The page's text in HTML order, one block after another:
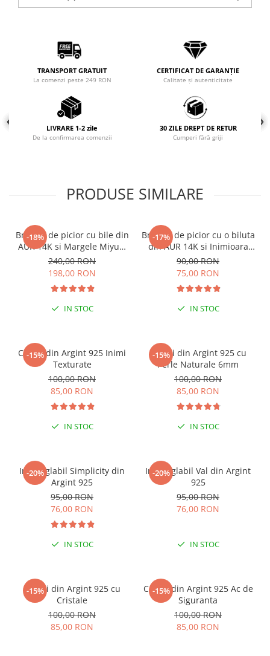
Coliere cu pietre semiprețioase
TRANSPORT GRATUIT
La comenzi peste 249 RON
CERTIFICAT DE GARANȚIE
Calitate și autenticitate
LIVRARE 1-2 zile
De la confirmarea comenzii
30 ZILE DREPT DE RETUR
Cumperi fără griji
PRODUSE SIMILARE
-18%
Bratara de picior cu bile din
AUR 14K si Margele Miyuki
Bej/Maro, snur negru
reglabil
240,00 RON
198,00 RON
IN STOC
-17%
Bratara de picior cu o biluta
din AUR 14K si Inimioara
din Sidef
90,00 RON
75,00 RON
IN STOC
-15%
Cercei din Argint 925 Inimi
Texturate
100,00 RON
85,00 RON
IN STOC
-15%
Cercei din Argint 925 cu
Perle Naturale 6mm
100,00 RON
85,00 RON
IN STOC
-20%
Inel reglabil Simplicity din
Argint 925
95,00 RON
76,00 RON
IN STOC
-20%
Inel reglabil Val din Argint
925
95,00 RON
76,00 RON
IN STOC
-15%
Cercei din Argint 925 cu
Cristale
100,00 RON
85,00 RON
-15%
Cercei din Argint 925 Ac de
Siguranta
100,00 RON
85,00 RON